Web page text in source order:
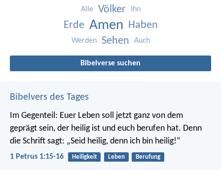
Alle Völker Ihn
Erde Amen Haben
Werden Sehen Auch
Bibelverse suchen
Bibelvers des Tages
Im Gegenteil: Euer Leben soll jetzt ganz von dem
geprägt sein, der heilig ist und euch berufen hat. Denn
die Schrift sagt: „Seid heilig, denn ich bin heilig!“
1 Petrus 1:15-16 Heiligkeit Leben Berufung